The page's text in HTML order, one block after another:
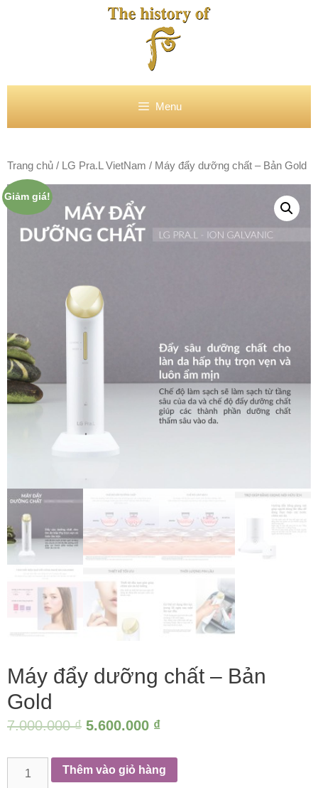
Menu
Trang chủ / LG Pra.L VietNam / Máy đẩy dưỡng chất – Bản Gold
Giảm giá!
Máy đẩy dưỡng chất – Bản
Gold
7.000.000₫ 5.600.000 ₫
Thêm vào giỏ hàng